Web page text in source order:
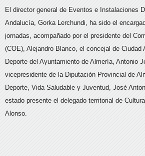
El director general de Eventos e Instalaciones
Andalucía, Gorka Lerchundi, ha sido el
jornadas, acompañado por el presidente del
(COE), Alejandro Blanco, el concejal de Ciudad
Deporte del Ayuntamiento de Almería, Antonio
vicepresidente de la Diputación Provincial de
Deporte, Vida Saludable y Juventud, José
estado presente el delegado territorial de
Alonso.